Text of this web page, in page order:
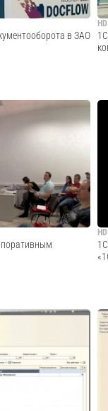
в ЗАО
· · · · · · · · · · · · · · ·
пройдя
· ·...
HD
demo/?
СЭД:
demo/ · · · · · ·
HD